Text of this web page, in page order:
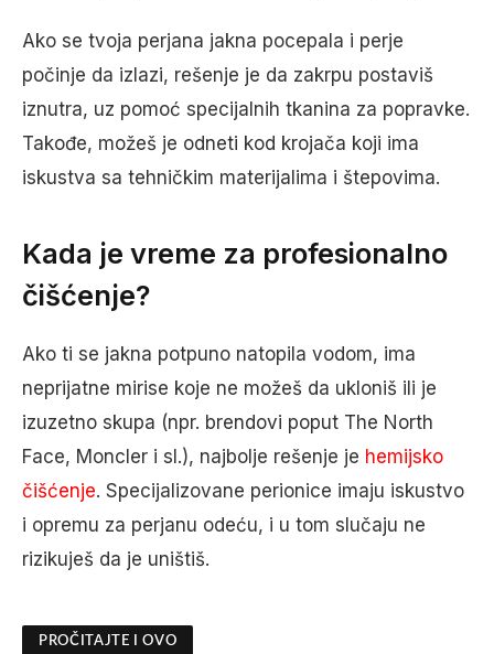
Ako se tvoja perjana jakna pocepala i perje
počinje da izlazi, rešenje je da zakrpu postaviš
iznutra, uz pomoć specijalnih tkanina za popravke.
Takođe, možeš je odneti kod krojača koji ima
iskustva sa tehničkim materijalima i štepovima.
Kada je vreme za profesionalno
čišćenje?
Ako ti se jakna potpuno natopila vodom, ima
neprijatne mirise koje ne možeš da ukloniš ili je
izuzetno skupa (npr. brendovi poput The North
Face, Moncler i sl.), najbolje rešenje je hemijsko
čišćenje. Specijalizovane perionice imaju iskustvo
i opremu za perjanu odeću, i u tom slučaju ne
rizikuješ da je uništiš.
PROČITAJTE I OVO